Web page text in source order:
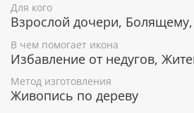
Гарантия подлинности
К каждому живописному образу
номерное свидетельство, в
расписана вся информация об
Для кого
Взрослой дочери,
В чем помогает икона
Избавление от недугов,
Метод изготовления
Живопись по дереву